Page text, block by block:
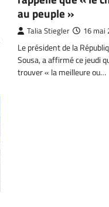
au peuple »
Talia Stiegler 16 mai
Le président de la
Sousa, a affirmé ce jeudi
trouver « la meilleure ou…